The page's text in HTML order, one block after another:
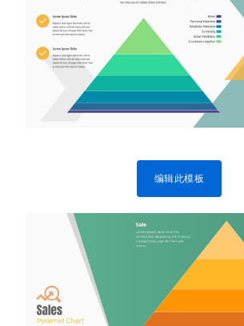
编辑此模板